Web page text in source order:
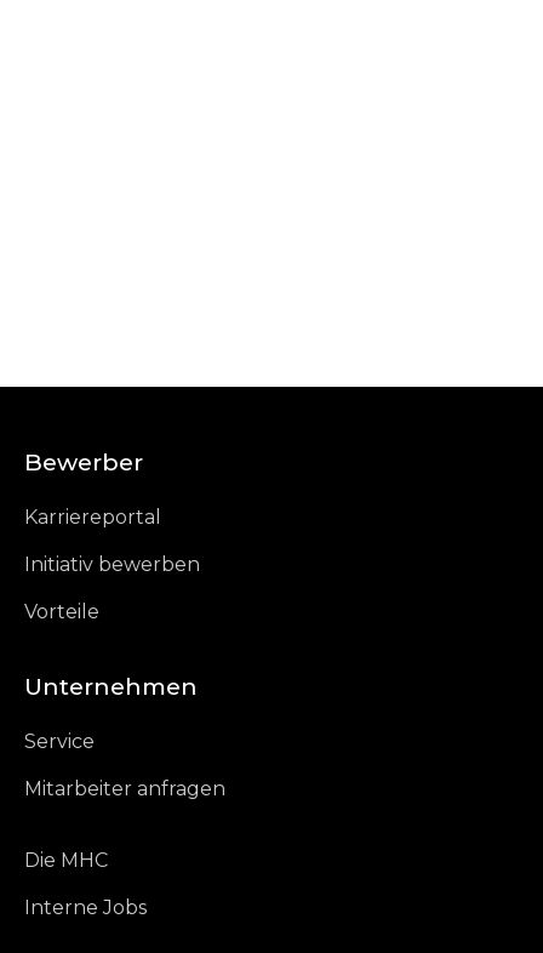
Bewerber
Karriereportal
Initiativ bewerben
Vorteile
Unternehmen
Service
Mitarbeiter anfragen
Die MHC
Interne Jobs